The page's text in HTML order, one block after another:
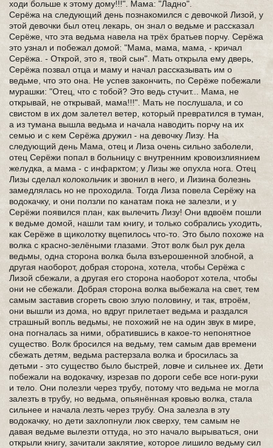
ходи больше к этому дому!!!". Мама: "Ладно".
Серёжа на следующий день познакомился с девочкой Лизой, у
этой девочки был отец лекарь, он знал о ведьме и рассказал
Серёже, что эта ведьма навела на трёх братьев порчу. Серёжа
это узнал и побежал домой: "Мама, мама, мама, - кричал
Серёжа. - Открой, это я, твой сын". Мать открыла ему дверь,
Серёжа позвал отца и маму и начал рассказывать им о
ведьме, что это она. Не успев закончить, по Серёже побежали
мурашки: "Отец, что с тобой? Это ведь стучит... Мама, не
открывай, не открывай, мама!!!". Мать не послушала, и со
свистом в их дом залетел ветер, который превратился в туман,
а из тумана вышла ведьма и начала наводить порчу на их
семью и с кем Серёжа дружил - на девочку Лизу. На
следующий день Мама, отец и Лиза очень сильно заболели,
отец Серёжи попал в больницу с внутренним кровоизлиянием
желудка, а мама - с инфарктом; у Лизы же опухла нога. Отец
Лизы сделал колокольчик и звонил в него, и Лизина болезнь
замедлялась но не проходила. Тогда Лиза повела Серёжу на
водокачку, и они ползли по канатам пока не залезли, и у
Серёжи появился план, как вылечить Лизу! Они вдвоём пошли
к ведьме домой, нашли там книгу, и только собрались уходить,
как Серёже в щиколотку вцепилось что-то. Это было похоже на
волка с красно-зелёными глазами. Этот волк был рук дела
ведьмы, одна сторона волка была взъерошенной злобной, а
другая наоборот, добрая сторона, хотела, чтобы Серёжа с
Лизой сбежали, а другая его сторона наоборот хотела, чтобы
они не сбежали. Добрая сторона волка выбежала на свет, тем
самым заставив сгореть свою злую половину, и так, втроём,
они вышли из дома, но вдруг прилетает ведьма и раздался
страшный вопль ведьмы, не похожий не на один звук в мире,
она погналась за ними, обратившись в какое-то непонятное
существо. Волк бросился на ведьму, тем самым дав времени
сбежать детям, ведьма растерзала волка и бросилась за
детьми - это существо было быстрей, ловче и сильнее их. Дети
побежали на водокачку, изрезав по дороги себе все ноги-руки
и тело. Они полезли через трубу, потому что ведьма не могла
залезть в трубу, но ведьма, опьянённая кровью волка, стала
сильнее и начала лезть через трубу. Она залезла в эту
водокачку, но дети захлопнули люк сверху, тем самым не
давая ведьме вылезти оттуда, но это начало вырываться, они
открыли книгу, зачитали заклятие, которое лишило ведьму сил